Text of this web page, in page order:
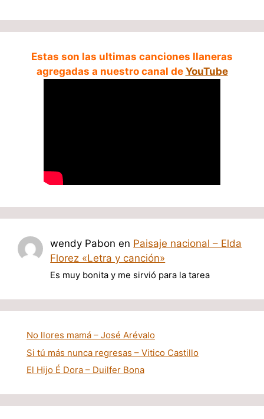
Estas son las ultimas canciones llaneras
agregadas a nuestro canal de YouTube
wendy Pabon en Paisaje nacional – Elda
Florez «Letra y canción»
Es muy bonita y me sirvió para la tarea
No llores mamá – José Arévalo
Si tú más nunca regresas – Vitico Castillo
El Hijo É Dora – Duilfer Bona